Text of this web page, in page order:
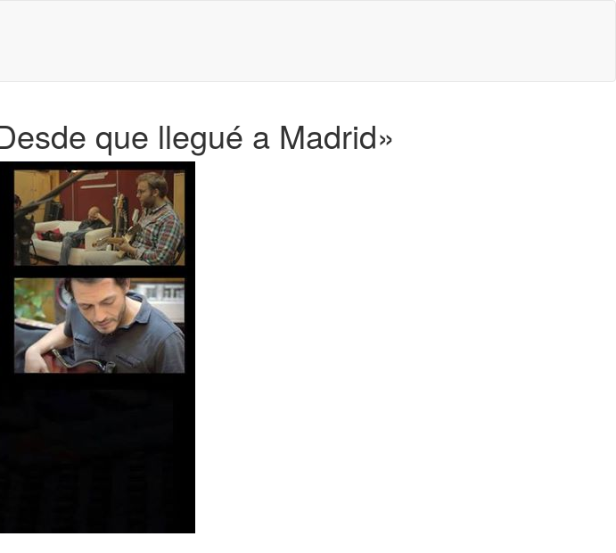
que llegué a Madrid»